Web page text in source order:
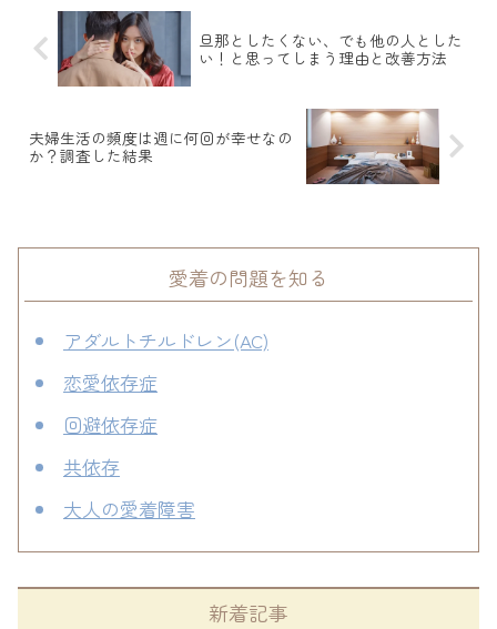
旦那としたくない、でも他の人とした
い！と思ってしまう理由と改善方法
夫婦生活の頻度は週に何回が幸せなの
か？調査した結果
愛着の問題を知る
アダルトチルドレン(AC)
恋愛依存症
回避依存症
共依存
大人の愛着障害
新着記事